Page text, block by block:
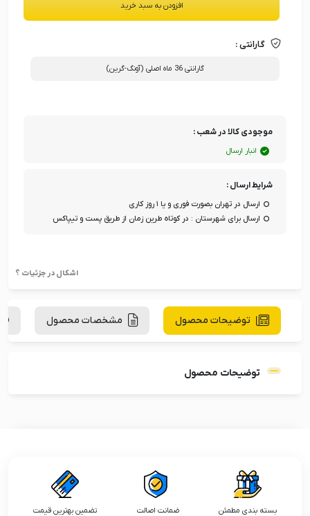
افزودن به سبد خرید
گارانتی :
گارانتی 36 ماه اصلی (آونگ-گرین)
موجودی کالا در شعب :
انبار ارسال
شرایط ارسال :
ارسال در تهران بصورت فوری و یا ۱ روز کاری
ارسال برای شهرستان : در کوتاه طرین زمان از طریق پست و تیپاکس
اشکال در جزئیات ؟
توضیحات محصول مشخصات محصول
توضیحات محصول
بسته بندی مطمئن ضمانت اصالت تضمین بهترین قیمت